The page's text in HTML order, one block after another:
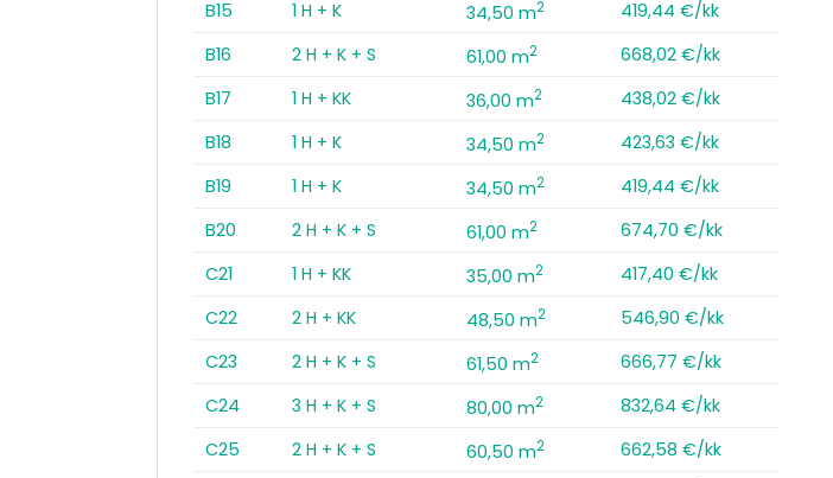
B15 1 H + K 34,50 m2
419,44 €/kk
B16
2 H + K + S 61,00 m2
668,02 €/kk
B17
1 H + KK 36,00 m2
438,02 €/kk
B18
1 H + K 34,50 m2
423,63 €/kk
B19
1 H + K 34,50 m2
419,44 €/kk
B20
2 H + K + S 61,00 m2
674,70 €/kk
C21
1 H + KK 35,00 m2
417,40 €/kk
C22
2 H + KK 48,50 m2
546,90 €/kk
C23
2 H + K + S 61,50 m2
666,77 €/kk
C24
3 H + K + S 80,00 m2
832,64 €/kk
C25
2 H + K + S 60,50 m2
662,58 €/kk